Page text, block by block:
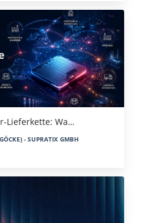
Lieferkette: Wa…
- SUPRATIX GMBH